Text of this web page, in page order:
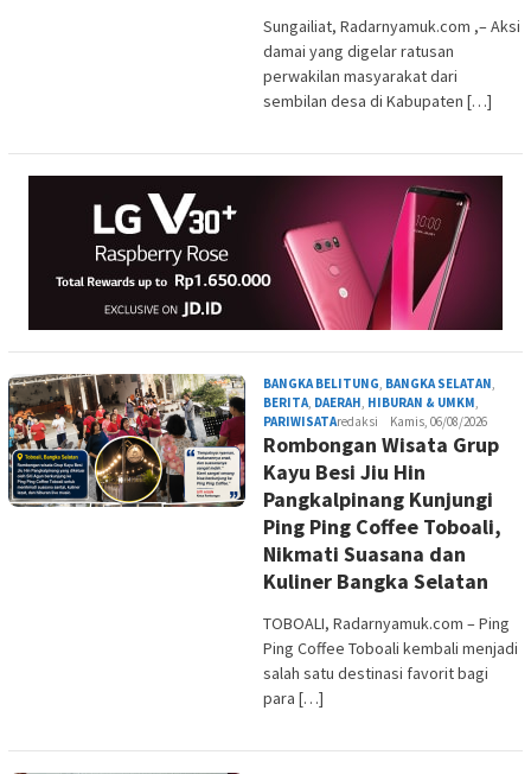
Sungailiat, Radarnyamuk.com ,– Aksi
damai yang digelar ratusan
perwakilan masyarakat dari
sembilan desa di Kabupaten […]
BANGKA BELITUNG, BANGKA SELATAN,
BERITA, DAERAH, HIBURAN & UMKM,
PARIWISATAredaksi Kamis, 06/08/2026
Rombongan Wisata Grup
Kayu Besi Jiu Hin
Pangkalpinang Kunjungi
Ping Ping Coffee Toboali,
Nikmati Suasana dan
Kuliner Bangka Selatan
TOBOALI, Radarnyamuk.com – Ping
Ping Coffee Toboali kembali menjadi
salah satu destinasi favorit bagi
para […]